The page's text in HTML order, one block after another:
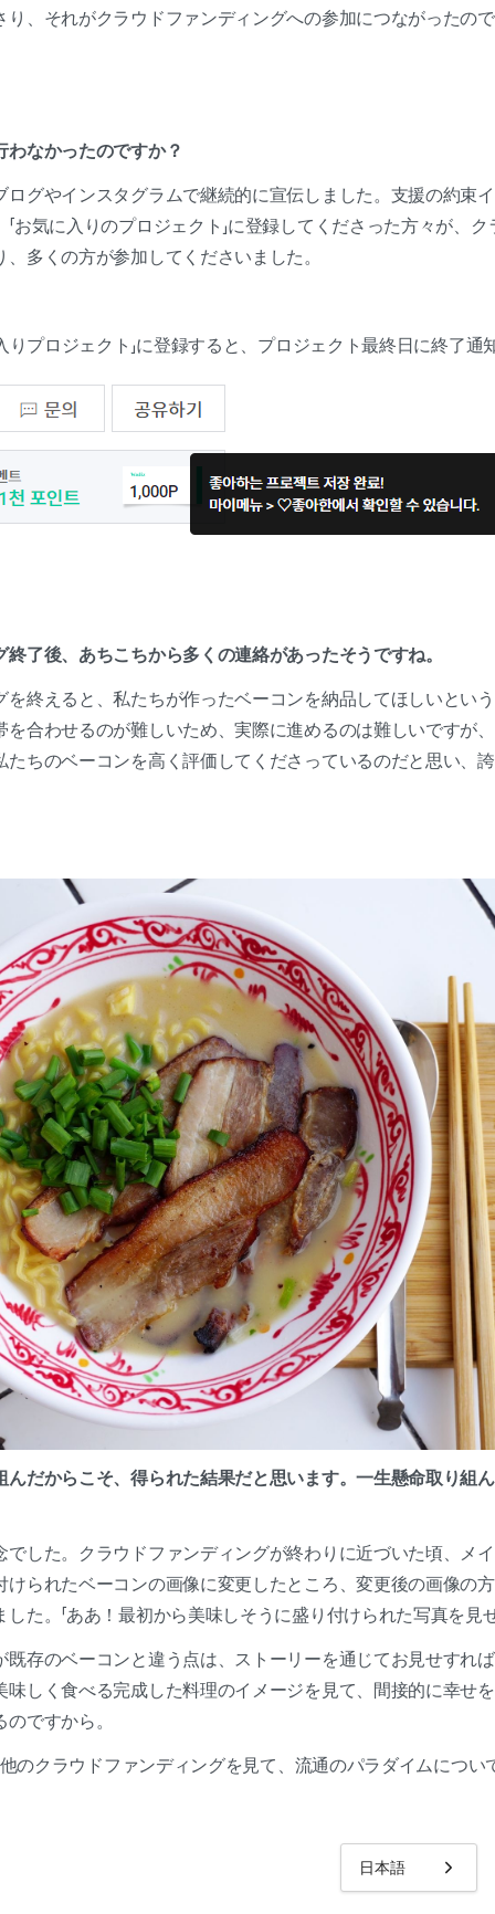
日本語
り、それがクラウドファンディングへの参加につながったの
わなかったのですか？
ログやインスタグラムで継続的に宣伝しました。支援の約束
お気に入りのプロジェクト」に登録してくださった方々が、
多くの方が参加してくださいました。
りプロジェクト」に登録すると、プロジェクト最終日に終了
終了後、あちこちから多くの連絡があったそうですね。
を終えると、私たちが作ったベーコンを納品してほしいとい
を合わせるのが難しいため、実際に進めるのは難しいですが
たちのベーコンを高く評価してくださっているのだと思い、
んだからこそ、得られた結果だと思います。一生懸命取り組
でした。クラウドファンディングが終わりに近づいた頃、メ
けられたベーコンの画像に変更したところ、変更後の画像の
た。「ああ！最初から美味しそうに盛り付けられた写真を見
既存のベーコンと違う点は、ストーリーを通じてお見せすれ
味しく食べる完成した料理のイメージを見て、間接的に幸せ
ですから。
のクラウドファンディングを見て、流通のパラダイムについ